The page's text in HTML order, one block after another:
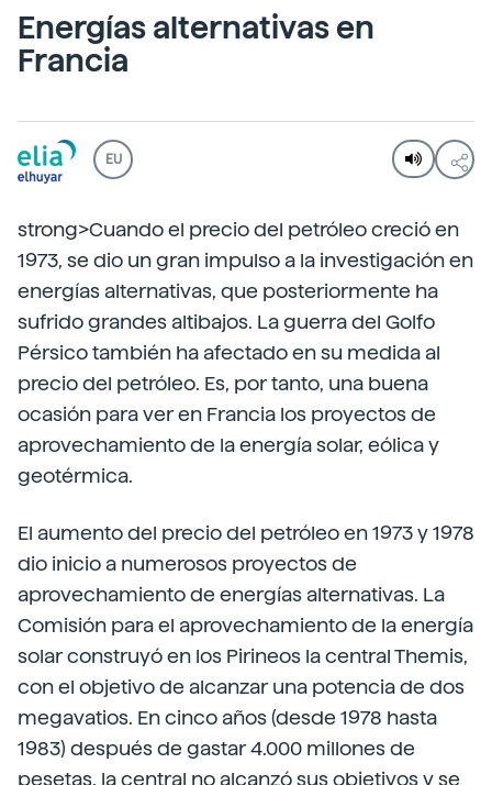
Energías alternativas en
Francia
EU
strong>Cuando el precio del petróleo creció en
1973, se dio un gran impulso a la investigación en
energías alternativas, que posteriormente ha
sufrido grandes altibajos. La guerra del Golfo
Pérsico también ha afectado en su medida al
precio del petróleo. Es, por tanto, una buena
ocasión para ver en Francia los proyectos de
aprovechamiento de la energía solar, eólica y
geotérmica.
El aumento del precio del petróleo en 1973 y 1978
dio inicio a numerosos proyectos de
aprovechamiento de energías alternativas. La
Comisión para el aprovechamiento de la energía
solar construyó en los Pirineos la central Themis,
con el objetivo de alcanzar una potencia de dos
megavatios. En cinco años (desde 1978 hasta
1983) después de gastar 4.000 millones de
pesetas, la central no alcanzó sus objetivos y se